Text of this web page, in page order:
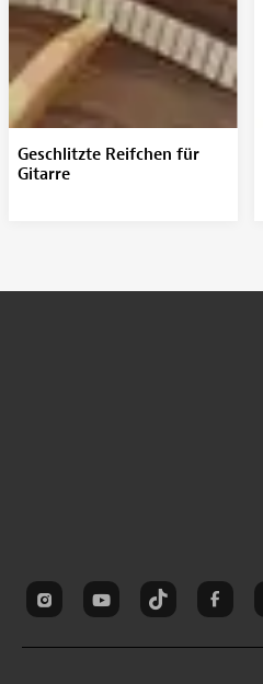
Geschlitzte Reifchen für
Gitarre